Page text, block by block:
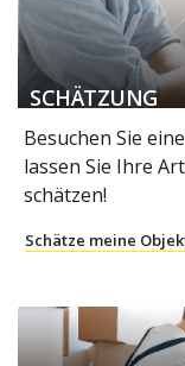
SCHÄTZUNG
Besuchen Sie
lassen Sie Ihre
schätzen!
Schätze meine